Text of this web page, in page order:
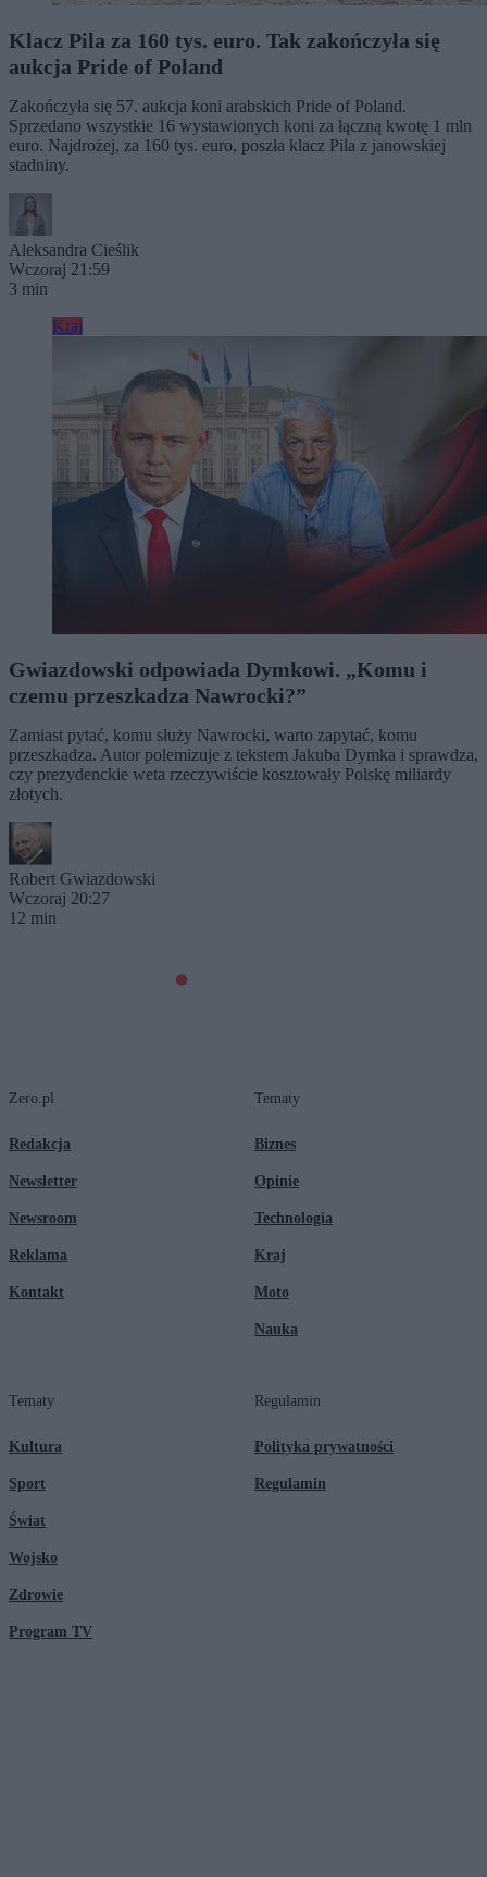
Klacz Pila za 160 tys. euro. Tak zakończyła się
aukcja Pride of Poland
Zakończyła się 57. aukcja koni arabskich Pride of Poland.
Sprzedano wszystkie 16 wystawionych koni za łączną kwotę 1 mln
euro. Najdrożej, za 160 tys. euro, poszła klacz Pila z janowskiej
stadniny.
Aleksandra Cieślik
Wczoraj 21:59
3 min
Kraj
Gwiazdowski odpowiada Dymkowi. „Komu i
czemu przeszkadza Nawrocki?”
Zamiast pytać, komu służy Nawrocki, warto zapytać, komu
przeszkadza. Autor polemizuje z tekstem Jakuba Dymka i sprawdza,
czy prezydenckie weta rzeczywiście kosztowały Polskę miliardy
złotych.
Robert Gwiazdowski
Wczoraj 20:27
12 min
Zero.pl
Redakcja
Newsletter
Newsroom
Reklama
Kontakt
Tematy
Biznes
Opinie
Technologia
Kraj
Moto
Nauka
Tematy
Kultura
Sport
Świat
Wojsko
Zdrowie
Program TV
Regulamin
Polityka prywatności
Regulamin